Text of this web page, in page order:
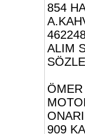
854
ALIM
909